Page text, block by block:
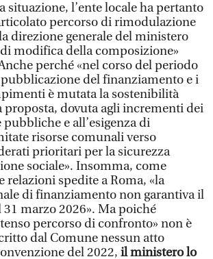
situazione, l’ente locale ha pertanto
percorso di rimodulazione
direzione generale del ministero
modifica della composizione»
perché «nel corso del periodo
del finanziamento e i
è mutata la sostenibilità
proposta, dovuta agli incrementi dei
e all’esigenza di
risorse comunali verso
prioritari per la sicurezza
sociale». Insomma, come
relazioni spedite a Roma, «la
di finanziamento non garantiva il
marzo 2026». Ma poiché
percorso di confronto» non è
dal Comune nessun atto
del 2022, il ministero lo